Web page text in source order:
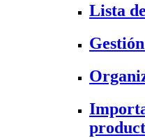
Lista